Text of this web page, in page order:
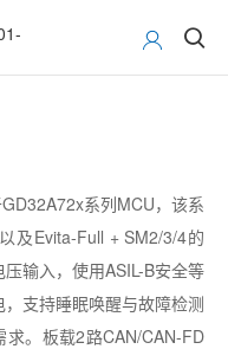
GD32A72x系列MCU，该系
及Evita-Full + SM2/3/4的
压输入，使用ASIL-B安全等
支持睡眠唤醒与故障检测
求。板载2路CAN/CAN-FD